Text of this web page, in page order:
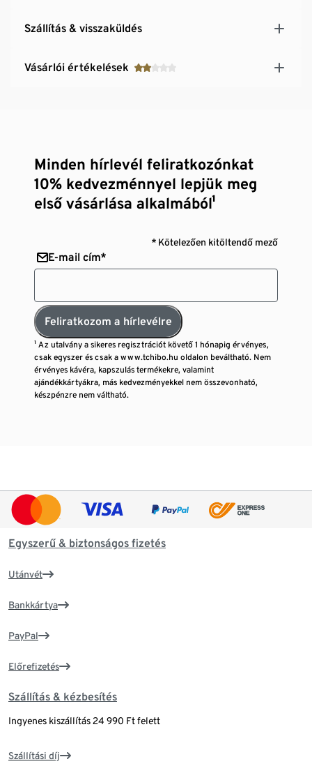
Szállítás & visszaküldés
Vásárlói értékelések
Minden hírlevél feliratkozónkat
10% kedvezménnyel lepjük meg
első vásárlása alkalmából¹
* Kötelezően kitöltendő mező
E-mail cím*
Feliratkozom a hírlevélre
¹ Az utalvány a sikeres regisztrációt követő 1 hónapig érvényes,
csak egyszer és csak a www.tchibo.hu oldalon beváltható. Nem
érvényes kávéra, kapszulás termékekre, valamint
ajándékkártyákra, más kedvezményekkel nem összevonható,
készpénzre nem váltható.
Egyszerű & biztonságos fizetés
Utánvét
Bankkártya
PayPal
Előrefizetés
Szállítás & kézbesítés
Ingyenes kiszállítás 24 990 Ft felett
Szállítási díj